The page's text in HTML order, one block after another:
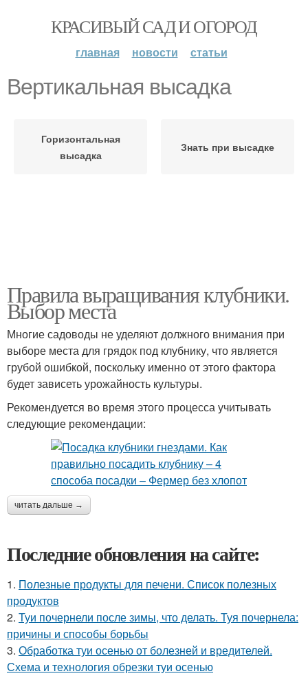
КРАСИВЫЙ САД И ОГОРОД
главная новости статьи
Вертикальная высадка
Горизонтальная
высадка
Знать при высадке
Правила выращивания клубники.
Выбор места
Многие садоводы не уделяют должного внимания при
выборе места для грядок под клубнику, что является
грубой ошибкой, поскольку именно от этого фактора
будет зависеть урожайность культуры.
Рекомендуется во время этого процесса учитывать
следующие рекомендации:
читать дальше →
Последние обновления на сайте:
1. Полезные продукты для печени. Список полезных
продуктов
2. Туи почернели после зимы, что делать. Туя почернела:
причины и способы борьбы
3. Обработка туи осенью от болезней и вредителей.
Схема и технология обрезки туи осенью